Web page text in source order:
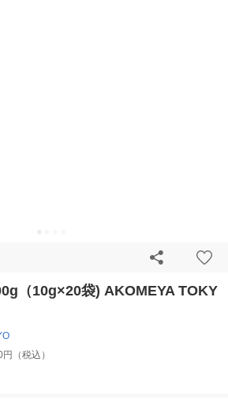
（10g×20袋) AKOMEYA TOKY
（税込）